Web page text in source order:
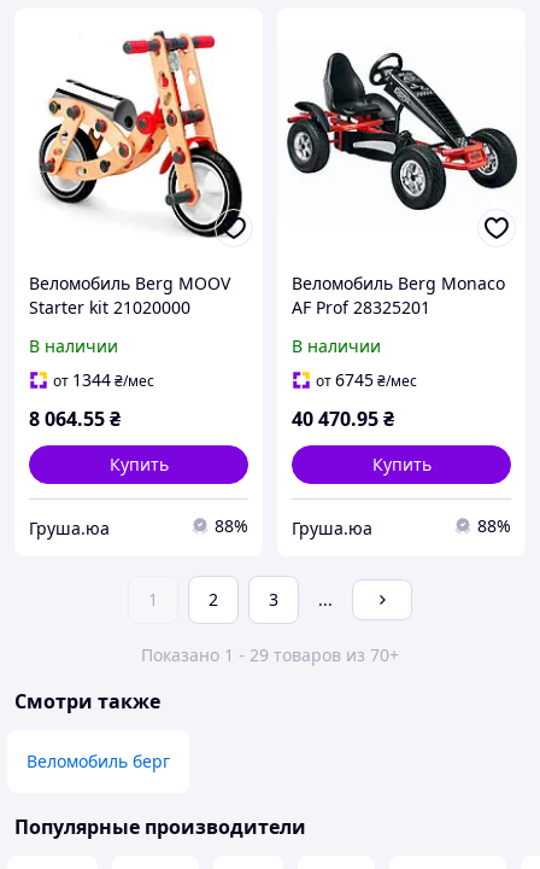
Веломобиль Berg MOOV
Starter kit 21020000
В наличии
от 1344₴/мес
8 064.55₴
Купить
Груша.юа 88%
Веломобиль Berg Monaco
AF Prof 28325201
В наличии
от6745₴/мес
40 470.95₴
Купить
Груша.юа 88%
1 2 3 ...
Показано 1 - 29 товаров из 70+
Смотри также
Веломобиль берг
Популярные производители